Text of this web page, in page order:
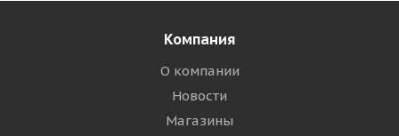
Компания
О компании
Новости
Магазины